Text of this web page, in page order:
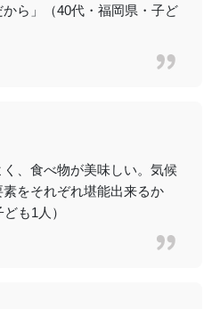
から」（40代・福岡県・子ど
く、食べ物が美味しい。気候
をそれぞれ堪能出来るか
も1人）